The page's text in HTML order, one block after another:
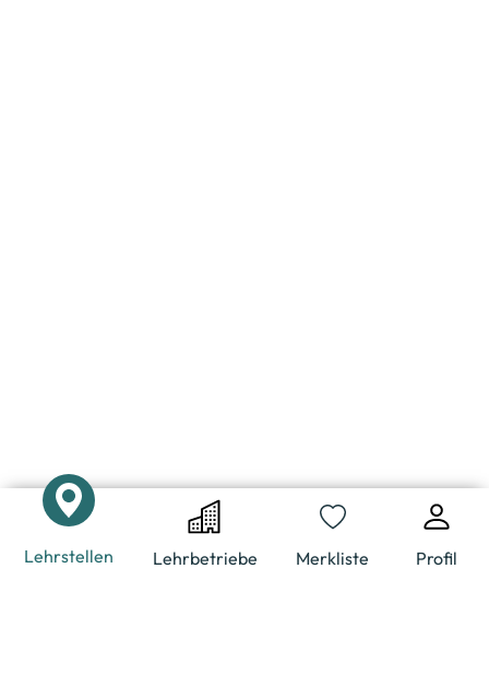
Lehrstellen Lehrbetriebe Merkliste Profil